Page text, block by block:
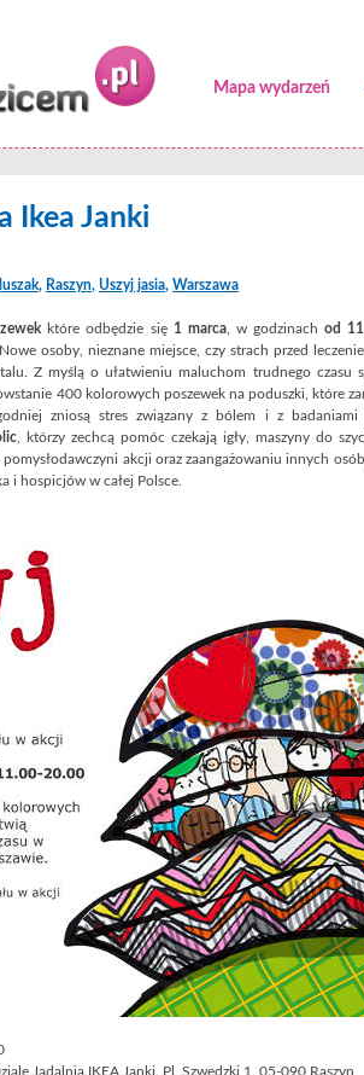
Mapa wydarzeń
Ikea Janki
, Raszyn, Uszyj jasia, Warszawa
które odbędzie się 1 marca, w godzinach od
osoby, nieznane miejsce, czy strach przed
Z myślą o ułatwieniu maluchom trudnego czasu
400 kolorowych poszewek na poduszki, które
zniosą stres związany z bólem i z badaniami
, którzy zechcą pomóc czekają igły, maszyny do
akcji oraz zaangażowaniu innych
i hospicjów w całej Polsce.
Jadalnia IKEA Janki, Pl. Szwedzki 1, 05-090 Raszyn